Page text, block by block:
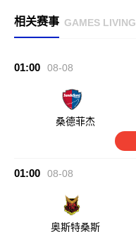
相关赛事 GAMES LIVING
01:00 08-08
桑德菲杰
01:00 08-08
奥斯特桑斯